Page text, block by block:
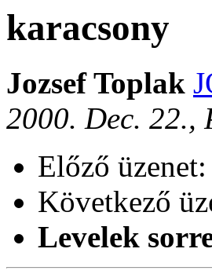
karacsony
Jozsef Toplak
2000. Dec. 22.,
Előző üzenet:
Következő
Levelek